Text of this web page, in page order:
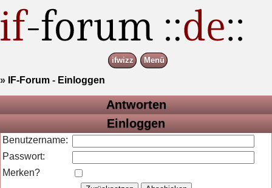
ifwizz Menü
» IF-Forum - Einloggen
Antworten
Einloggen
Benutzername:
Passwort:
Merken?